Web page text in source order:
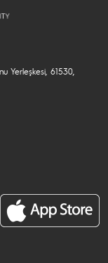
Yerleşkesi, 61530,